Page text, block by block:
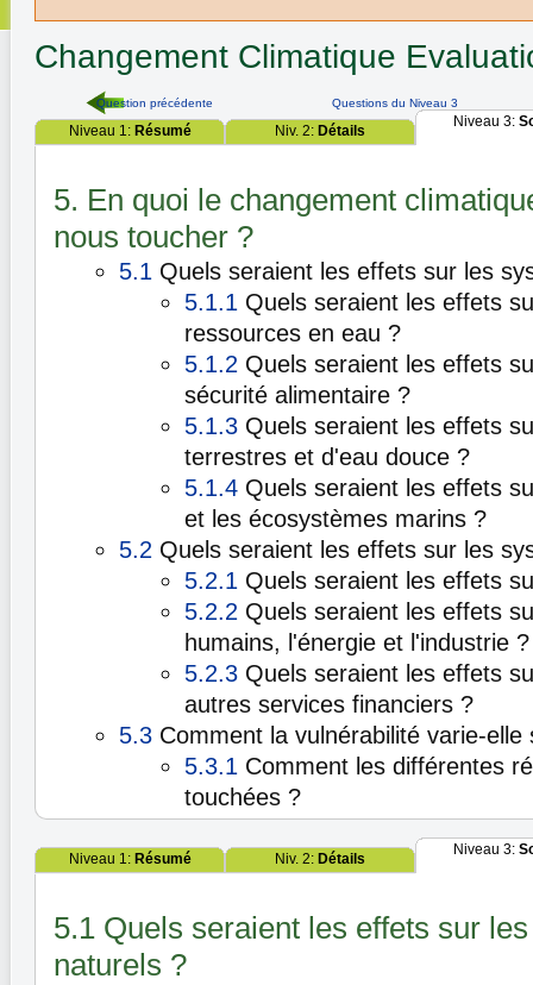
Changement Climatique
Question précédente Questions du Niveau 3
Niveau 1: Résumé Niv. 2: Détails
Niveau 3:
5. En quoi le changement
nous toucher ?
5.1 Quels seraient les effets sur les
5.1.1 Quels seraient les effets
ressources en eau ?
5.1.2 Quels seraient les effets
sécurité alimentaire ?
5.1.3 Quels seraient les effets
terrestres et d'eau douce ?
5.1.4 Quels seraient les effets
et les écosystèmes marins ?
5.2 Quels seraient les effets sur les
5.2.1 Quels seraient les effets
5.2.2 Quels seraient les effets
humains, l'énergie et l'industrie ?
5.2.3 Quels seraient les effets
autres services financiers ?
5.3 Comment la vulnérabilité varie-elle
5.3.1 Comment les différentes
touchées ?
Niveau 1: Résumé Niv. 2: Détails
Niveau 3:
5.1 Quels seraient les effets sur
naturels ?